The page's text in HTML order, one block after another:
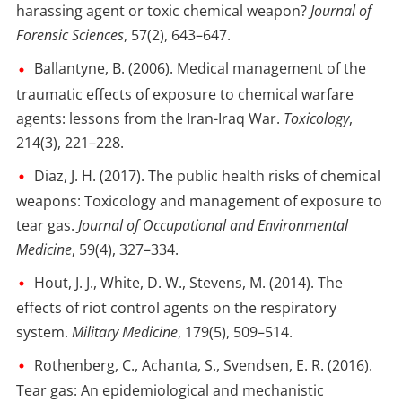
harassing agent or toxic chemical weapon?Journal of
Forensic Sciences, 57(2), 643–647.
Ballantyne, B. (2006). Medical management of the
traumatic effects of exposure to chemical warfare
agents: lessons from the Iran-Iraq War. Toxicology,
214(3), 221–228.
Diaz, J. H. (2017). The public health risks of chemical
weapons: Toxicology and management of exposure to
tear gas. Journal of Occupational and Environmental
Medicine, 59(4), 327–334.
Hout, J. J., White, D. W., Stevens, M. (2014). The
effects of riot control agents on the respiratory
system. Military Medicine, 179(5), 509–514.
Rothenberg, C., Achanta, S., Svendsen, E. R. (2016).
Tear gas: An epidemiological and mechanistic